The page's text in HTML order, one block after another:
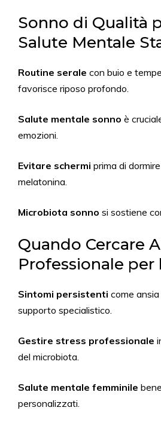
Sonno di Qualità
Salute Mentale
Routine serale con buio e
favorisce riposo profondo.
Salute mentale sonno è
emozioni.
Evitare schermi prima di
melatonina.
Microbiota sonno si sostiene
Quando Cercare
Professionale per
Sintomi persistenti come
supporto specialistico.
Gestire stress professionale
del microbiota.
Salute mentale femminile
personalizzati.